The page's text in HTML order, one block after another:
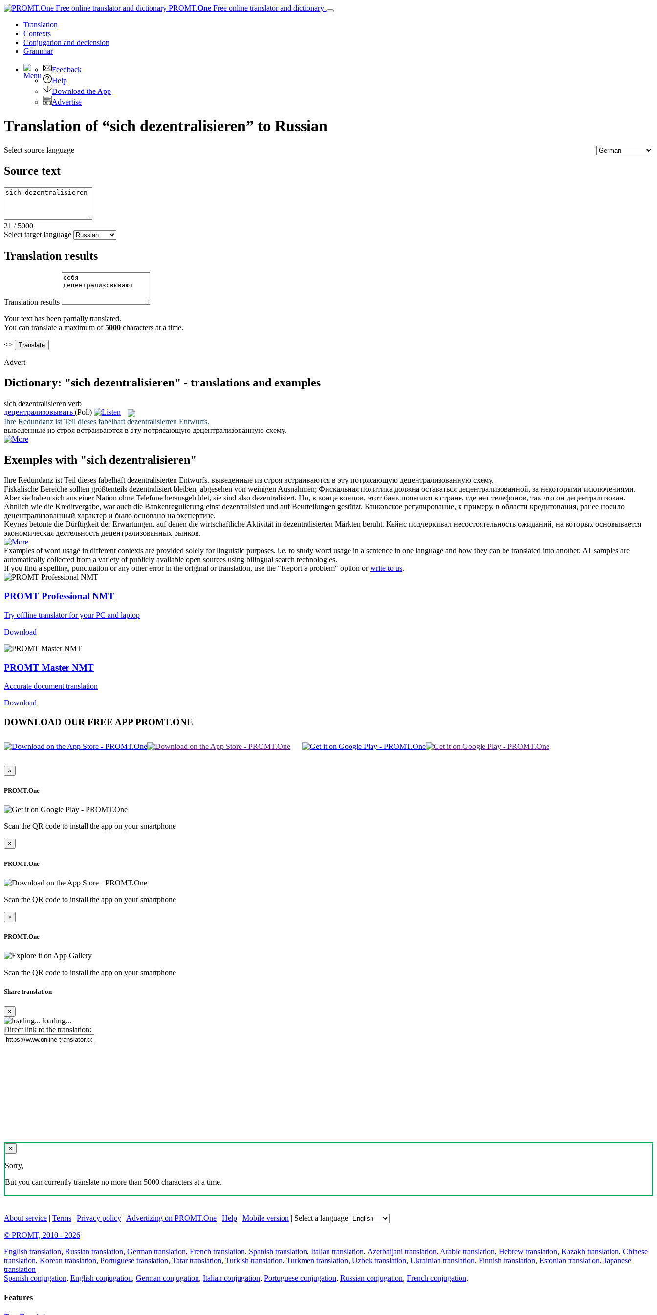
PROMT.One Free online translator and dictionary
Translation
Contexts
Conjugation and declension
Grammar
Feedback
Help
Download the App
Advertise
Translation of “sich dezentralisieren” to Russian
Select source language
Source text
21 / 5000
Select target language
Translation results
Translation results
Your text has been partially translated.
You can translate a maximum of5000 characters at a time.
<>
Advert
Dictionary: "sich dezentralisieren" - translations and examples
sich dezentralisieren verb
децентрализовывать (Pol.)
Ihre Redundanz ist Teil dieses fabelhaft dezentralisierten Entwurfs.
выведенные из строя встраиваются в эту потрясающую децентрализованную схему.
Exemples with "sich dezentralisieren"
Ihre Redundanz ist Teil dieses fabelhaftdezentralisierten Entwurfs. выведенные из строя встраиваются в эту потрясающую децентрализованную схему.
Fiskalische Bereiche sollten größtenteils dezentralisiertbleiben, abgesehen von weinigen Ausnahmen; Фискальная политика должна оставаться децентрализованной, за некоторыми исключениями.
Aber sie haben sich aus einer Nation ohne Telefone herausgebildet, sie sind also dezentralisiert. Но, в конце концов, этот банк появился в стране, где нет телефонов, так что он децентрализован.
Ähnlich wie die Kreditvergabe, war auch die Bankenregulierung einstdezentralisiertund auf Beurteilungen gestützt. Банковское регулирование, к примеру, в области кредитования, ранее носило
децентрализованный характер и было основано на экспертизе.
Keynes betonte die Dürftigkeit der Erwartungen, auf denen die wirtschaftliche Aktivität in dezentralisierten Märkten beruht. Кейнс подчеркивал несостоятельность ожиданий, на которых основывается
экономическая деятельность децентрализованных рынков.
Examples of word usage in different contexts are provided solely for linguistic purposes, i.e. to study word usage in a sentence in one language and how they can be translated into another. All samples are
automatically collected from a variety of publicly available open sources using bilingual search technologies.
If you find a spelling, punctuation or any other error in the original or translation, use the "Report a problem" option orwrite to us.
PROMT Professional NMT
Try offline translator for your PC and laptop
Download
PROMT Master NMT
Accurate document translation
Download
DOWNLOAD OUR FREE APP PROMT.ONE
×
PROMT.One
Scan the QR code to install the app on your smartphone
×
PROMT.One
Scan the QR code to install the app on your smartphone
×
PROMT.One
Scan the QR code to install the app on your smartphone
Share translation
×
loading...
Direct link to the translation:
×
Sorry,
But you can currently translate no more than 5000 characters at a time.
About service | Terms | Privacy policy | Advertizing on PROMT.One | Help | Mobile version | Select a language
© PROMT, 2010 - 2026
English translation, Russian translation, German translation, French translation, Spanish translation, Italian translation, Azerbaijani translation, Arabic translation, Hebrew translation, Kazakh translation, Chinese
translation, Korean translation, Portuguese translation, Tatar translation, Turkish translation, Turkmen translation, Uzbek translation, Ukrainian translation, Finnish translation, Estonian translation, Japanese
translation
Spanish conjugation, English conjugation, German conjugation, Italian conjugation, Portuguese conjugation, Russian conjugation, French conjugation.
Features